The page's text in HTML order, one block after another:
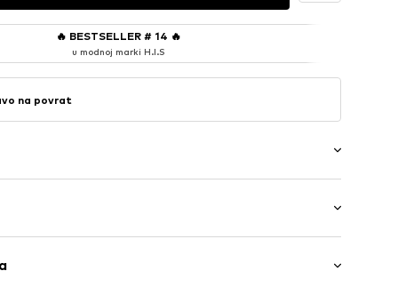
🔥 BESTSELLER # 14 🔥
u modnoj marki H.I.S
na povrat
struk